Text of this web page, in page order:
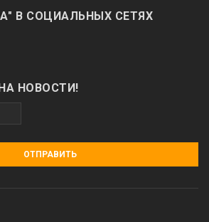
В СОЦИАЛЬНЫХ СЕТЯХ
НОВОСТИ!
ОТПРАВИТЬ